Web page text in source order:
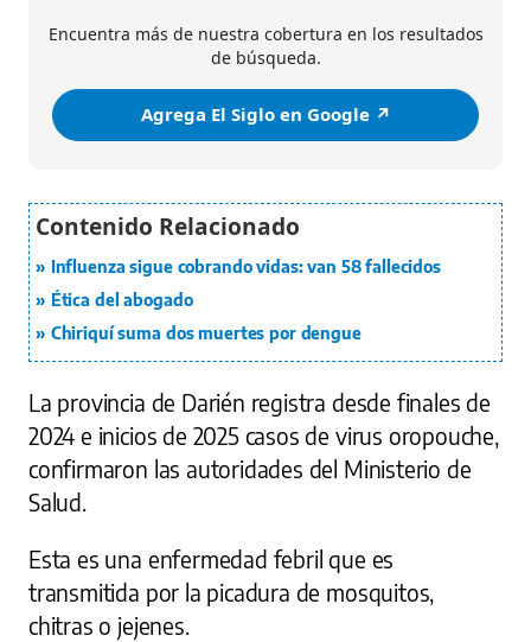
Encuentra más de nuestra cobertura en los resultados
de búsqueda.
Agrega El Siglo en Google ↗️
Influenza sigue cobrando vidas: van 58 fallecidos
Ética del abogado
Chiriquí suma dos muertes por dengue
La provincia de Darién registra desde finales de
2024 e inicios de 2025 casos de virus oropouche,
confirmaron las autoridades del Ministerio de
Salud.
Esta es una enfermedad febril que es
transmitida por la picadura de mosquitos,
chitras o jejenes.